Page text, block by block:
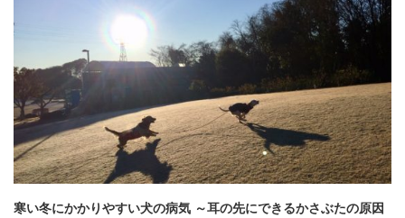
寒い冬にかかりやすい犬の病気 ～耳の先にできるかさぶたの原因